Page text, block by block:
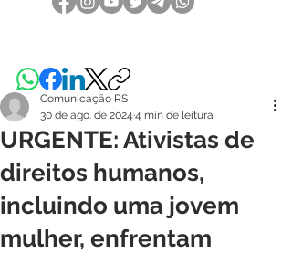
URGENTE: Ativistas de
direitos humanos,
incluindo uma jovem
mulher, enfrentam
Comunicação RS
30 de ago. de 2024 4 min de leitura